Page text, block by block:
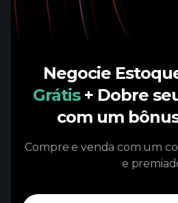
Negocie
Grátis + Dobre
com um
Compre e venda com um
e